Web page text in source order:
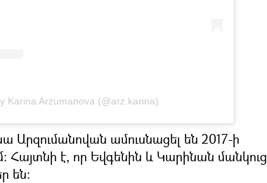
Karina Arzumanova (@arz.karina)
Արզումանովան ամուսնացել են 2017-ի
Հայտնի է, որ Եվգենին և Կարինան մանկուց
են: